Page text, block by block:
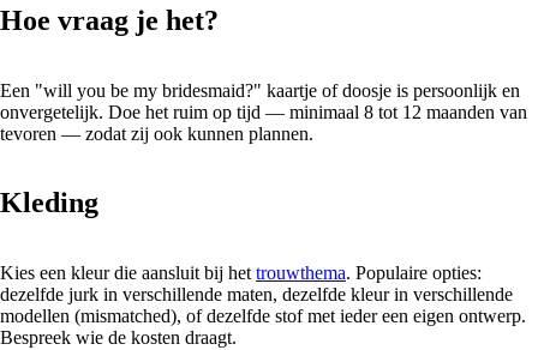
Hoe vraag je het?
Een "will you be my bridesmaid?" kaartje of doosje is persoonlijk en
onvergetelijk. Doe het ruim op tijd — minimaal 8 tot 12 maanden van
tevoren — zodat zij ook kunnen plannen.
Kleding
Kies een kleur die aansluit bij het trouwthema. Populaire opties:
dezelfde jurk in verschillende maten, dezelfde kleur in verschillende
modellen (mismatched), of dezelfde stof met ieder een eigen ontwerp.
Bespreek wie de kosten draagt.